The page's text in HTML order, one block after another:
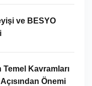
ve BESYO
Kavramları
Önemi